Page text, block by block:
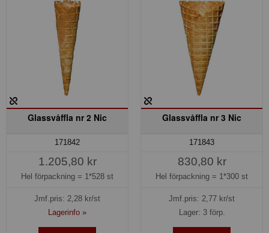
Glassvåffla nr 2 Nic
171842
1.205,80 kr
Hel förpackning = 1*528 st
Jmf.pris: 2,28 kr/st
Lagerinfo »
Glassvåffla nr 3 Nic
171843
830,80 kr
Hel förpackning = 1*300 st
Jmf.pris: 2,77 kr/st
Lager: 3 förp.